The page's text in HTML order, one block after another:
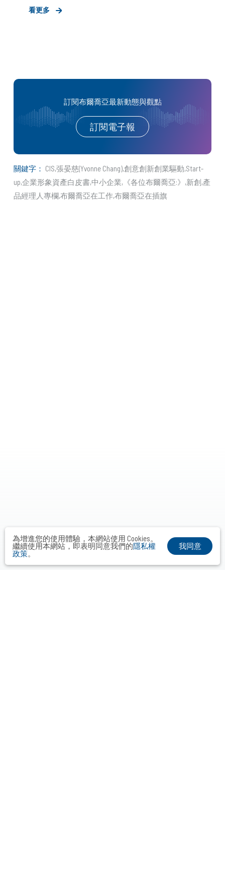
看更多
訂閱布爾喬亞最新動態與觀點
訂閱電子報
關鍵字： CIS 張晏慈(Yvonne Chang)創意創新創業驅動 Start-
up 企業形象資產白皮書 中小企業 《各位布爾喬亞:》 新創 產
品經理人專欄布爾喬亞在工作布爾喬亞在插旗
為增進您的使用體驗，本網站使用 Cookies。
繼續使用本網站，即表明同意我們的隱私權
政策。
我同意